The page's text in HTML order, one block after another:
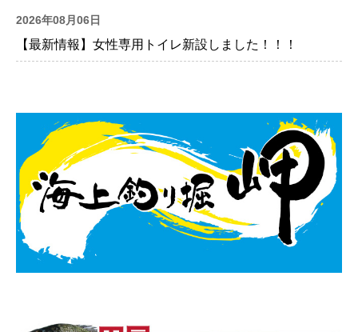
2026年08月06日
【最新情報】女性専用トイレ新設しました！！！